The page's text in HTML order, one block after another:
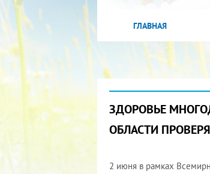
ГЛАВНАЯ
ЗДОРОВЬЕ
ОБЛАСТИ
2 июня в рамках